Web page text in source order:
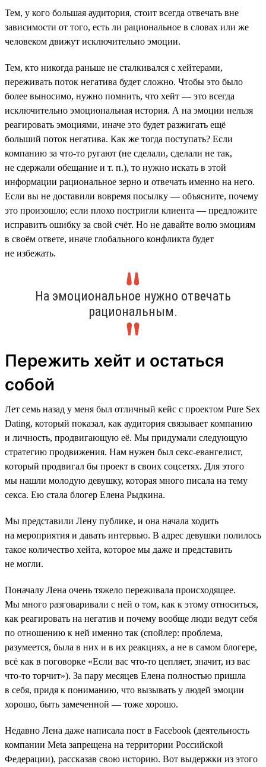
Тем, у кого большая аудитория, стоит всегда отвечать вне
зависимости от того, есть ли рациональное в словах или же
человеком движут исключительно эмоции.
Тем, кто никогда раньше не сталкивался с хейтерами,
переживать поток негатива будет сложно. Чтобы это было
более выносимо, нужно помнить, что хейт — это всегда
исключительно эмоциональная история. А на эмоции нельзя
реагировать эмоциями, иначе это будет разжигать ещё
больший поток негатива. Как же тогда поступать? Если
компанию за что-то ругают (не сделали, сделали не так,
не сдержали обещание и т. п.), то нужно искать в этой
информации рациональное зерно и отвечать именно на него.
Если вы не доставили вовремя посылку — объясните, почему
это произошло; если плохо постригли клиента — предложите
исправить ошибку за свой счёт. Но не давайте волю эмоциям
в своём ответе, иначе глобального конфликта будет
не избежать.
На эмоциональное нужно отвечать
рациональным.
Пережить хейт и остаться
собой
Лет семь назад у меня был отличный кейс с проектом Pure Sex
Dating, который показал, как аудитория связывает компанию
и личность, продвигающую её. Мы придумали следующую
стратегию продвижения. Нам нужен был секс-евангелист,
который продвигал бы проект в своих соцсетях. Для этого
мы нашли молодую девушку, которая много писала на тему
секса. Ею стала блогер Елена Рыдкина.
Мы представили Лену публике, и она начала ходить
на мероприятия и давать интервью. В адрес девушки полилось
такое количество хейта, которое мы даже и представить
не могли.
Поначалу Лена очень тяжело переживала происходящее.
Мы много разговаривали с ней о том, как к этому относиться,
как реагировать на негатив и почему вообще люди ведут себя
по отношению к ней именно так (спойлер: проблема,
разумеется, была в них и в их реакциях, а не в самом блогере,
всё как в поговорке «Если вас что-то цепляет, значит, из вас
что-то торчит»). За пару месяцев Елена полностью пришла
в себя, придя к пониманию, что вызывать у людей эмоции
хорошо, быть замеченной — тоже хорошо.
Недавно Лена даже написала пост в Facebook (деятельность
компании Meta запрещена на территории Российской
Федерации), рассказав свою историю. Вот выдержки из этого